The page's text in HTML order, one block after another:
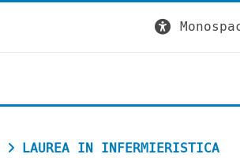
LAUREA IN INFERMIERISTICA